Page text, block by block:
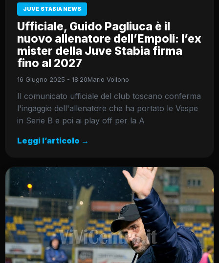
JUVE STABIA NEWS
Ufficiale, Guido Pagliuca è il
nuovo allenatore dell’Empoli: l’ex
mister della Juve Stabia firma
fino al 2027
16 Giugno 2025 - 18:20Mario Vollono
Il comunicato ufficiale del club toscano conferma
l'ingaggio dell'allenatore che ha portato le Vespe
in Serie B e poi ai play off per la A
Leggi l’articolo →